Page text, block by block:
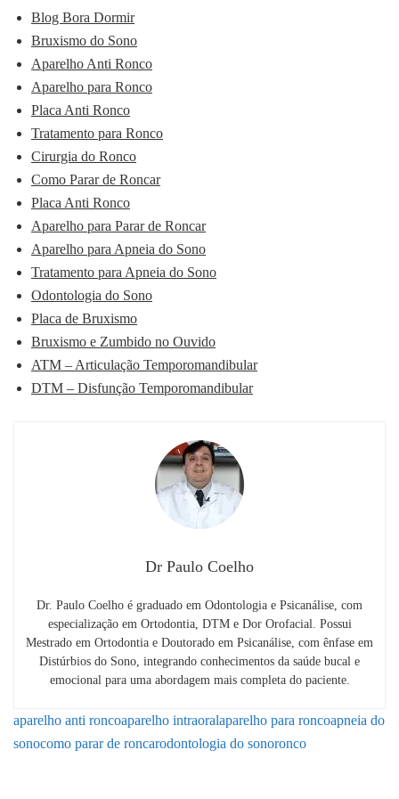
Blog Bora Dormir
Bruxismo do Sono
Aparelho Anti Ronco
Aparelho para Ronco
Placa Anti Ronco
Tratamento para Ronco
Cirurgia do Ronco
Como Parar de Roncar
Placa Anti Ronco
Aparelho para Parar de Roncar
Aparelho para Apneia do Sono
Tratamento para Apneia do Sono
Odontologia do Sono
Placa de Bruxismo
Bruxismo e Zumbido no Ouvido
ATM – Articulação Temporomandibular
DTM – Disfunção Temporomandibular
Dr Paulo Coelho
Dr. Paulo Coelho é graduado em Odontologia e Psicanálise, com
especialização em Ortodontia, DTM e Dor Orofacial. Possui
Mestrado em Ortodontia e Doutorado em Psicanálise, com ênfase em
Distúrbios do Sono, integrando conhecimentos da saúde bucal e
emocional para uma abordagem mais completa do paciente.
aparelho anti roncoaparelho intraoralaparelho para roncoapneia do
sonocomo parar de roncarodontologia do sonoronco